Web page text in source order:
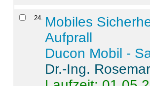
24. Mobiles
Aufprall
Ducon Mobil -
Dr.-Ing.